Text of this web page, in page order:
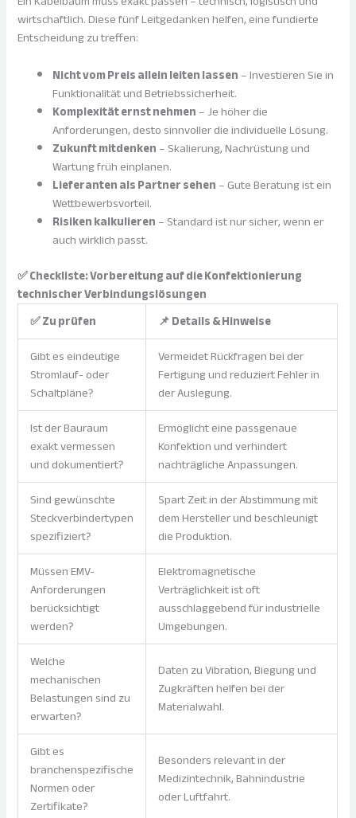
wirtschaftlich. Diese fünf Leitgedanken helfen, eine fundierte
Entscheidung zu treffen:
Nicht vom Preis allein leiten lassen– Investieren Sie in
Funktionalität und Betriebssicherheit.
Komplexität ernst nehmen– Je höher die
Anforderungen, desto sinnvoller die individuelle Lösung.
Zukunft mitdenken– Skalierung, Nachrüstung und
Wartung früh einplanen.
Lieferanten als Partner sehen– Gute Beratung ist ein
Wettbewerbsvorteil.
Risiken kalkulieren– Standard ist nur sicher, wenn er
auch wirklich passt.
✅ Checkliste: Vorbereitung auf die Konfektionierung
technischer Verbindungslösungen
✅ Zu prüfen
📌 Details & Hinweise
Gibt es eindeutige
Stromlauf- oder
Schaltpläne?
Vermeidet Rückfragen bei der
Fertigung und reduziert Fehler in
der Auslegung.
Ist der Bauraum
exakt vermessen
und dokumentiert?
Ermöglicht eine passgenaue
Konfektion und verhindert
nachträgliche Anpassungen.
Sind gewünschte
Steckverbindertypen
spezifiziert?
Spart Zeit in der Abstimmung mit
dem Hersteller und beschleunigt
die Produktion.
Müssen EMV-
Anforderungen
berücksichtigt
werden?
Elektromagnetische
Verträglichkeit ist oft
ausschlaggebend für industrielle
Umgebungen.
Welche
mechanischen
Belastungen sind zu
erwarten?
Daten zu Vibration, Biegung und
Zugkräften helfen bei der
Materialwahl.
Gibt es
branchenspezifische
Normen oder
Zertifikate?
Besonders relevant in der
Medizintechnik, Bahnindustrie
oder Luftfahrt.